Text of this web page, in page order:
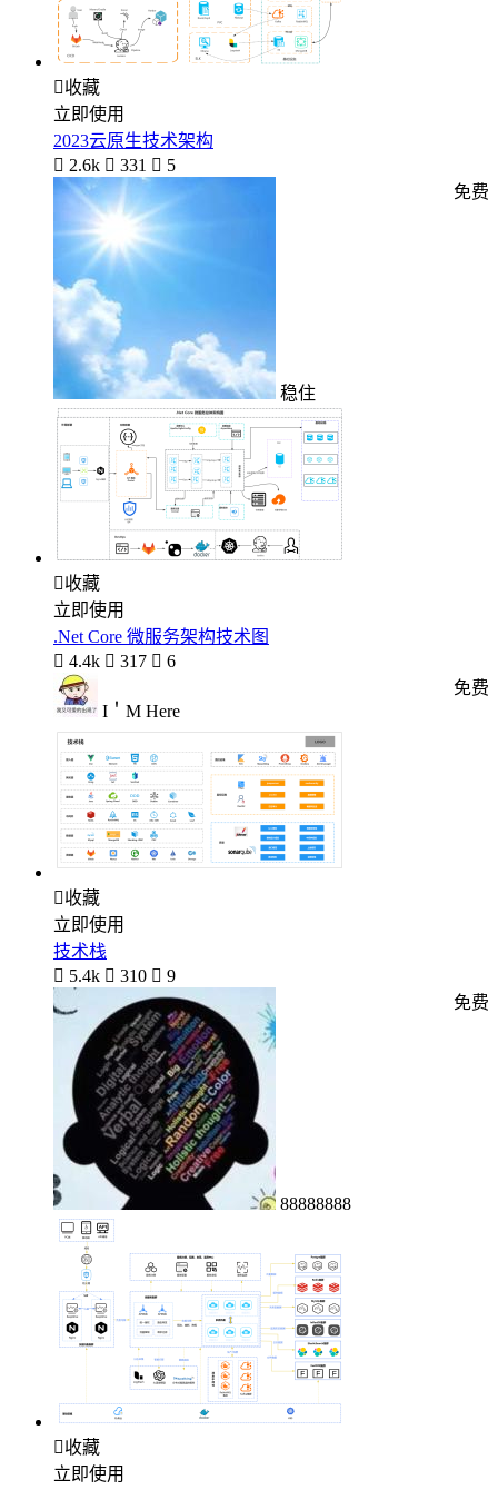
收藏
立即使用
2023云原生技术架构
 2.6k  331  5
稳住
免费
收藏
立即使用
.Net Core 微服务架构技术图
 4.4k  317  6
I＇M Here
免费
收藏
立即使用
技术栈
 5.4k  310  9
88888888
免费
收藏
立即使用